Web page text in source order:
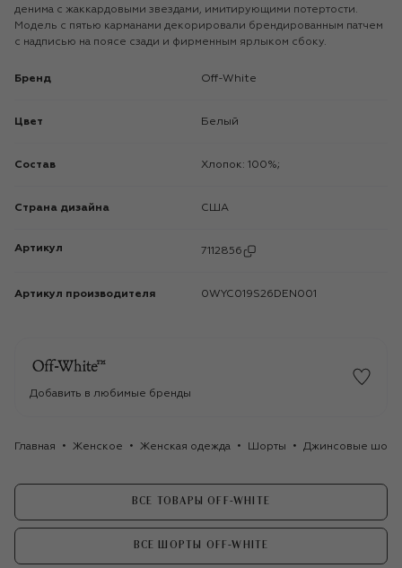
денима с жаккардовыми звездами, имитирующими потертости.
Модель с пятью карманами декорировали брендированным патчем
с надписью на поясе сзади и фирменным ярлыком сбоку.
Бренд Off-White
Цвет Белый
Состав Хлопок: 100%;
Страна дизайна США
Артикул 7112856
Артикул производителя 0WYC019S26DEN001
Добавить в любимые бренды
Главная Женское Женская одежда Шорты Джинсовые
ВСЕ ТОВАРЫ OFF-WHITE
ВСЕ ШОРТЫ OFF-WHITE